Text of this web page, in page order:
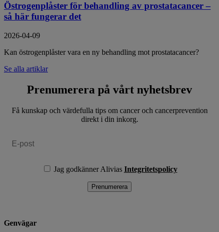
Östrogenplåster för behandling av prostatacancer –
så här fungerar det
2026-04-09
Kan östrogenplåster vara en ny behandling mot prostatacancer?
Se alla artiklar
Prenumerera på vårt nyhetsbrev
Få kunskap och värdefulla tips om cancer och cancerprevention
direkt i din inkorg.
Jag godkänner Alivias Integritetspolicy
Genvägar